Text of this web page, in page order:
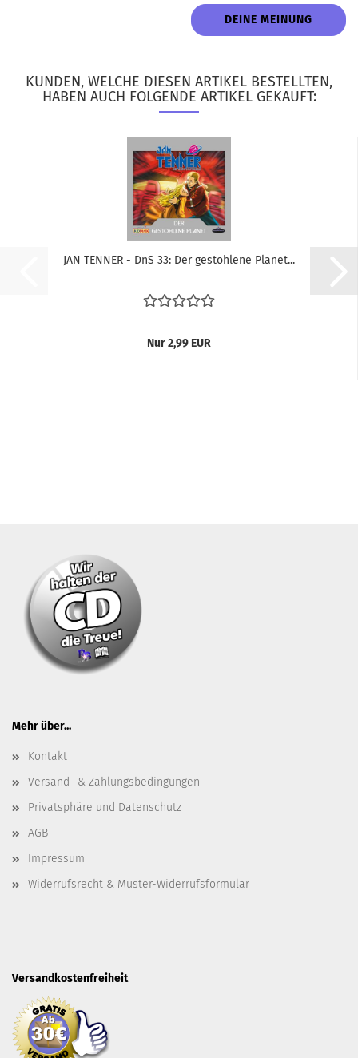
DEINE MEINUNG
KUNDEN, WELCHE DIESEN ARTIKEL BESTELLTEN,
HABEN AUCH FOLGENDE ARTIKEL GEKAUFT:
JAN TEN­NER - DnS 33: Der ge­stoh­le­ne Pla­net...
Nur 2,99 EUR
Mehr über...
Kontakt
Versand- & Zahlungsbedingungen
Privatsphäre und Datenschutz
AGB
Impressum
Widerrufsrecht & Muster-Widerrufsformular
Versandkostenfreiheit